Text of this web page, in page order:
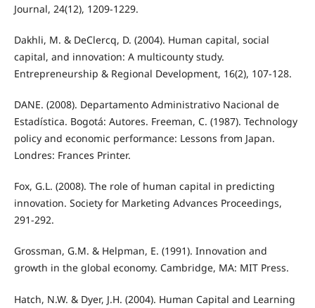
Journal, 24(12), 1209-1229.
Dakhli, M. & DeClercq, D. (2004). Human capital, social
capital, and innovation: A multicounty study.
Entrepreneurship & Regional Development, 16(2), 107-128.
DANE. (2008). Departamento Administrativo Nacional de
Estadística. Bogotá: Autores. Freeman, C. (1987). Technology
policy and economic performance: Lessons from Japan.
Londres: Frances Printer.
Fox, G.L. (2008). The role of human capital in predicting
innovation. Society for Marketing Advances Proceedings,
291-292.
Grossman, G.M. & Helpman, E. (1991). Innovation and
growth in the global economy. Cambridge, MA: MIT Press.
Hatch, N.W. & Dyer, J.H. (2004). Human Capital and Learning